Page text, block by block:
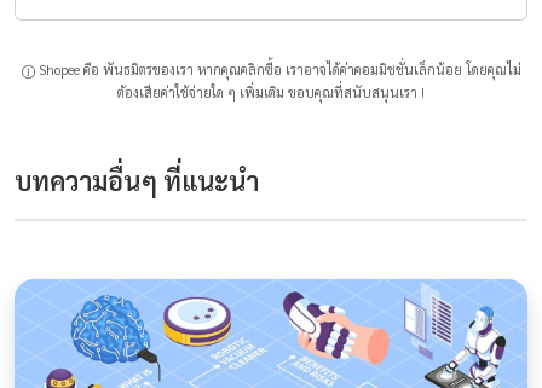
Shopee คือ พันธมิตรของเรา หากคุณคลิกซื้อ เราอาจได้ค่าคอมมิชชั่นเล็กน้อย โดยคุณไม่
ต้องเสียค่าใช้จ่ายใด ๆ เพิ่มเติม ขอบคุณที่สนับสนุนเรา !
บทความอื่นๆ ที่แนะนำ